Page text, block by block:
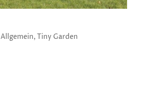
Allgemein, Tiny Garden